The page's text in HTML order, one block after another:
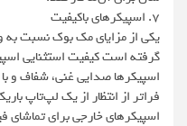
۷. اسپیکرهای باکیفیت
یکی از مزایای مک بوک نسبت به
گرفته است کیفیت استثنایی
اسپیکرها صدایی غنی، شفاف و
فراتر از انتظار از یک لپ‌تاپ
اسپیکرهای خارجی برای تماشای